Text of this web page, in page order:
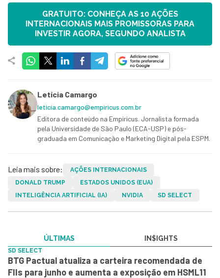
GRATUITO: CONHEÇA AS 10 AÇÕES
INTERNACIONAIS MAIS PROMISSORAS PARA
INVESTIR AGORA, SEGUNDO ANALISTA
Letícia Camargo
leticia.camargo@empiricus.com.br
Editora de conteúdo na Empiricus. Jornalista formada
pela Universidade de São Paulo (ECA-USP) e pós-
graduada em Comunicação e Marketing Digital pela ESPM.
Leia mais sobre:
AÇÕES INTERNACIONAIS
DONALD TRUMP
ESTADOS UNIDOS (EUA)
INTELIGÊNCIA ARTIFICIAL (IA)
NVIDIA SD SELECT
ÚLTIMAS IN$IGHTS
SD SELECT
BTG Pactual atualiza a carteira recomendada de
FIIs para junho e aumenta a exposição em HSML11